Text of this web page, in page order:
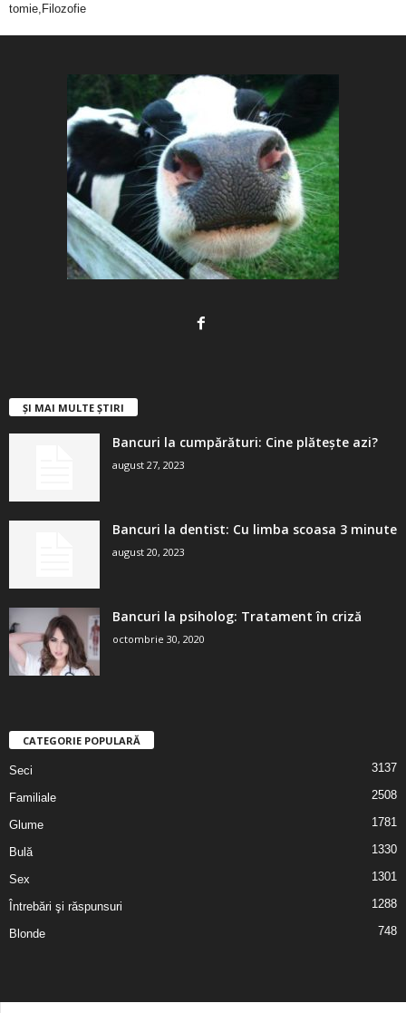
tomie,Filozofie
ȘI MAI MULTE ȘTIRI
Bancuri la cumpărături: Cine plătește azi?
august 27, 2023
Bancuri la dentist: Cu limba scoasa 3 minute
august 20, 2023
Bancuri la psiholog: Tratament în criză
octombrie 30, 2020
CATEGORIE POPULARĂ
Seci 3137
Familiale 2508
Glume 1781
Bulă 1330
Sex 1301
Întrebări şi răspunsuri 1288
Blonde 748